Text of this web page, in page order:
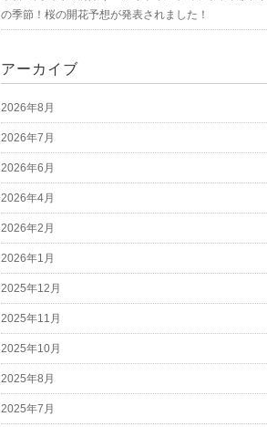
の季節！桜の開花予想が発表されました！
アーカイブ
2026年8月
2026年7月
2026年6月
2026年4月
2026年2月
2026年1月
2025年12月
2025年11月
2025年10月
2025年8月
2025年7月